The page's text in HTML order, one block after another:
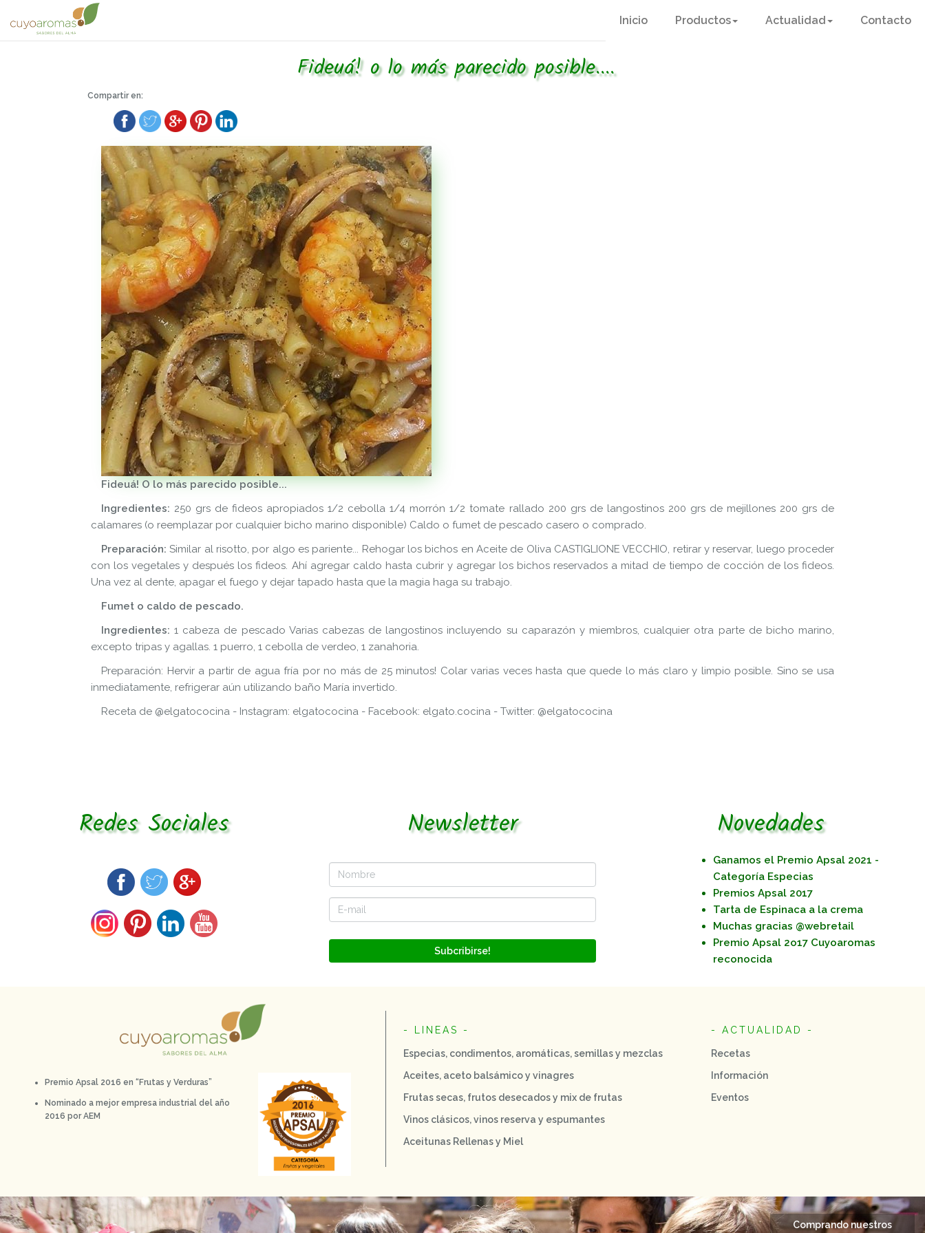
Inicio Productos Actualidad Contacto
Fideuá! o lo más parecido posible....
Compartir en:
Fideuá! O lo más parecido posible...
Ingredientes: 250 grs de fideos apropiados 1/2 cebolla 1/4 morrón 1/2 tomate rallado 200 grs de langostinos 200 grs de mejillones 200 grs de
calamares (o reemplazar por cualquier bicho marino disponible) Caldo o fumet de pescado casero o comprado.
Preparación: Similar al risotto, por algo es pariente... Rehogar los bichos en Aceite de Oliva CASTIGLIONE VECCHIO, retirar y reservar, luego proceder
con los vegetales y después los fideos. Ahí agregar caldo hasta cubrir y agregar los bichos reservados a mitad de tiempo de cocción de los fideos.
Una vez al dente, apagar el fuego y dejar tapado hasta que la magia haga su trabajo.
Fumet o caldo de pescado.
Ingredientes: 1 cabeza de pescado Varias cabezas de langostinos incluyendo su caparazón y miembros, cualquier otra parte de bicho marino,
excepto tripas y agallas. 1 puerro, 1 cebolla de verdeo, 1 zanahoria.
Preparación: Hervir a partir de agua fría por no más de 25 minutos! Colar varias veces hasta que quede lo más claro y limpio posible. Sino se usa
inmediatamente, refrigerar aún utilizando baño María invertido.
Receta de @elgatococina - Instagram: elgatococina - Facebook: elgato.cocina - Twitter: @elgatococina
Redes Sociales Newsletter
Subcribirse!
Novedades
Ganamos el Premio Apsal 2021 -
Categoría Especias
Premios Apsal 2017
Tarta de Espinaca a la crema
Muchas gracias @webretail
Premio Apsal 2o17 Cuyoaromas
reconocida
Premio Apsal 2016 en “Frutas y Verduras”
Nominado a mejor empresa industrial del año
2016 por AEM
- LINEAS -
Especias, condimentos, aromáticas, semillas y mezclas
Aceites, aceto balsámico y vinagres
Frutas secas, frutos desecados y mix de frutas
Vinos clásicos, vinos reserva y espumantes
Aceitunas Rellenas y Miel
- ACTUALIDAD -
Recetas
Información
Eventos
Comprando nuestros